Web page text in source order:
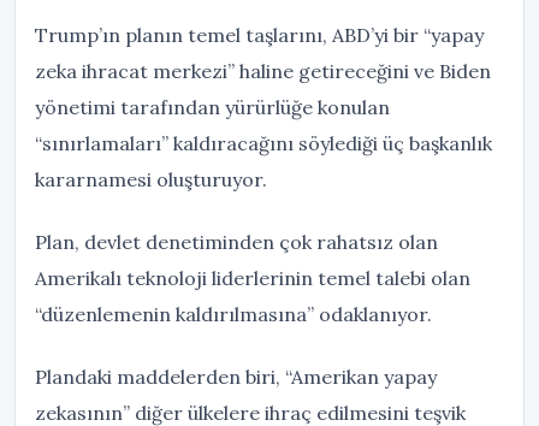
Trump’ın planın temel taşlarını, ABD’yi bir “yapay
zeka ihracat merkezi” haline getireceğini ve Biden
yönetimi tarafından yürürlüğe konulan
“sınırlamaları” kaldıracağını söylediği üç başkanlık
kararnamesi oluşturuyor.
Plan, devlet denetiminden çok rahatsız olan
Amerikalı teknoloji liderlerinin temel talebi olan
“düzenlemenin kaldırılmasına” odaklanıyor.
Plandaki maddelerden biri, “Amerikan yapay
zekasının” diğer ülkelere ihraç edilmesini teşvik